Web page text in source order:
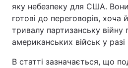
яку небезпеку для США.
готові до переговорів, хоча
тривалу партизанську війну
американських військ у разі
В статті зазначається, що